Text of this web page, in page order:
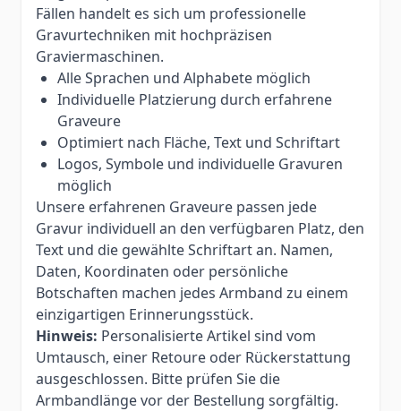
Fällen handelt es sich um professionelle
Gravurtechniken mit hochpräzisen
Graviermaschinen.
Alle Sprachen und Alphabete möglich
Individuelle Platzierung durch erfahrene
Graveure
Optimiert nach Fläche, Text und Schriftart
Logos, Symbole und individuelle Gravuren
möglich
Unsere erfahrenen Graveure passen jede
Gravur individuell an den verfügbaren Platz, den
Text und die gewählte Schriftart an. Namen,
Daten, Koordinaten oder persönliche
Botschaften machen jedes Armband zu einem
einzigartigen Erinnerungsstück.
Hinweis: Personalisierte Artikel sind vom
Umtausch, einer Retoure oder Rückerstattung
ausgeschlossen. Bitte prüfen Sie die
Armbandlänge vor der Bestellung sorgfältig.